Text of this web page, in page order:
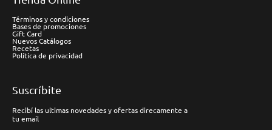
Términos y condiciones
Bases de promociones
Gift Card
Nuevos Catálogos
Recetas
Política de privacidad
Suscríbite
Recibí las ultimas novedades y ofertas direcamente a
tu email